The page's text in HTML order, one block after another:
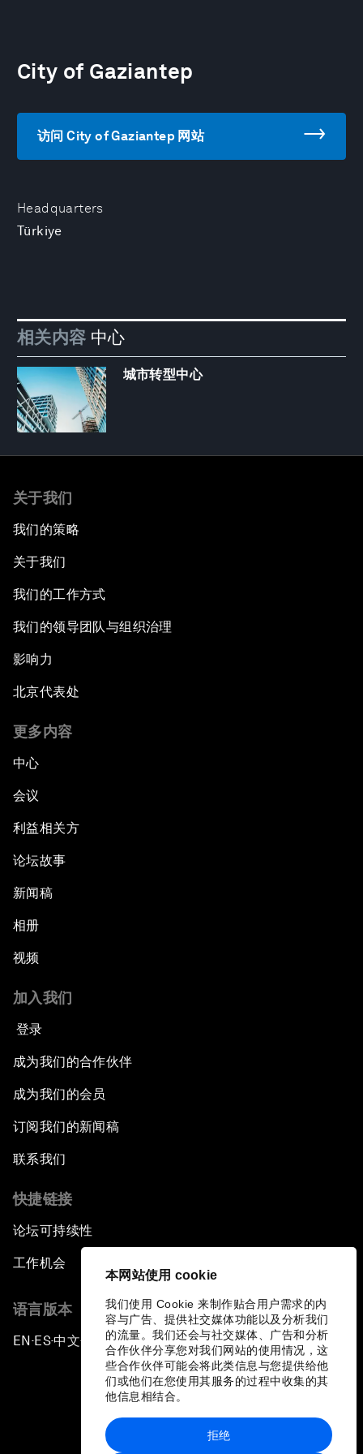
本网站使用 cookie
我们使用 Cookie 来制作贴合用户需求的内
容与广告、提供社交媒体功能以及分析我们
的流量。我们还会与社交媒体、广告和分析
合作伙伴分享您对我们网站的使用情况，这
些合作伙伴可能会将此类信息与您提供给他
们或他们在您使用其服务的过程中收集的其
他信息相结合。
拒绝
Headquarters
Türkiye
City of Gaziantep
访问 City of Gaziantep 网站
相关内容 中心
城市转型中心
关于我们
我们的策略
关于我们
我们的工作方式
我们的领导团队与组织治理
影响力
北京代表处
更多内容
中心
会议
利益相关方
论坛故事
新闻稿
相册
视频
加入我们
登录
成为我们的合作伙伴
成为我们的会员
订阅我们的新闻稿
联系我们
快捷链接
论坛可持续性
工作机会
语言版本
EN ▪ES▪中文▪ 日本語